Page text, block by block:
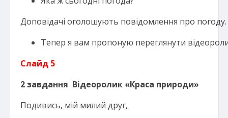
Доповідачі оголошують повідомлення про погоду.
Тепер я вам пропоную переглянути
Слайд 5
2завдання Відеоролик «Краса природи»
Подивись, мій милий друг,